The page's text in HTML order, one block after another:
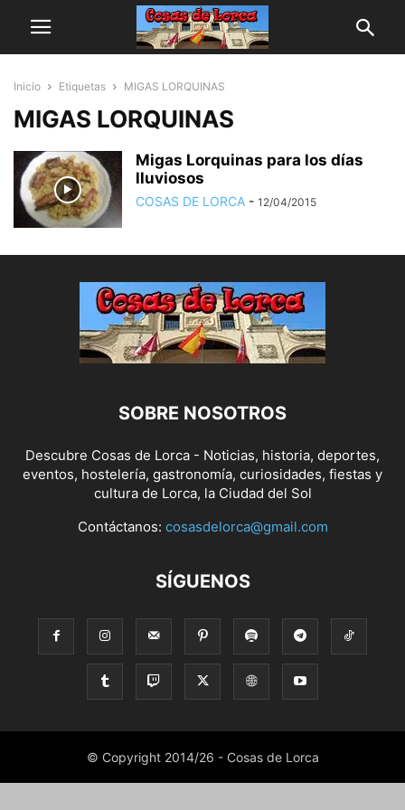
Inicio Etiquetas MIGAS LORQUINAS
MIGAS LORQUINAS
Migas Lorquinas para los días
lluviosos
COSAS DE LORCA - 12/04/2015
SOBRE NOSOTROS
Descubre Cosas de Lorca - Noticias, historia, deportes,
eventos, hostelería, gastronomía, curiosidades, fiestas y
cultura de Lorca, la Ciudad del Sol
Contáctanos: cosasdelorca@gmail.com
SÍGUENOS
© Copyright 2014/26 - Cosas de Lorca